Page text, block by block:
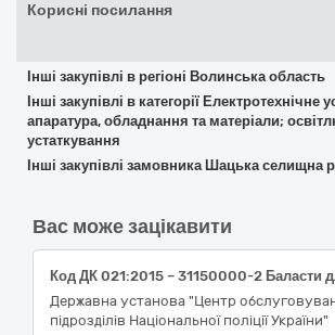
Корисні посилання
Інші закупівлі в регіоні Волинська область
Інші закупівлі в категорії Електротехнічне
апаратура, обладнання та матеріали;
устаткування
Інші закупівлі замовника Шацька селищна
Вас може зацікавити
Державна установа "Центр
підрозділів Національної поліції України"